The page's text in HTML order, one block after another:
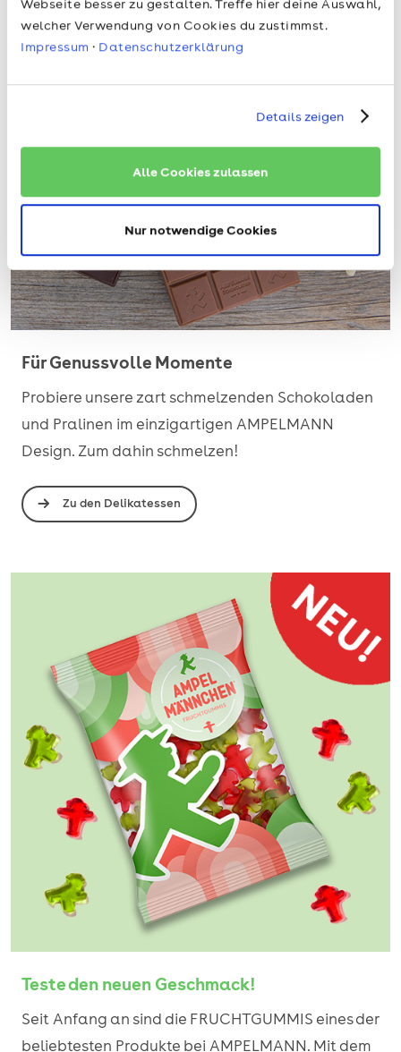
Webseite besser zu gestalten. Treffe hier deine Auswahl,
welcher Verwendung von Cookies du zustimmst.
Impressum · Datenschutzerklärung
Details zeigen
Alle Cookies zulassen
Nur notwendige Cookies
Für Genussvolle Momente
Probiere unsere zart schmelzenden Schokoladen
und Pralinen im einzigartigen AMPELMANN
Design. Zum dahin schmelzen!
Zu den Delikatessen
Teste den neuen Geschmack!
Seit Anfang an sind die FRUCHTGUMMIS eines der
beliebtesten Produkte bei AMPELMANN. Mit dem